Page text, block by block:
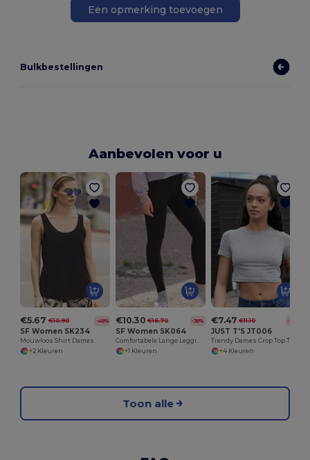
Een opmerking toevoegen
Bulkbestellingen
Aanbevolen voor u
€5.67 €10.90 -48%
SF Women SK234
Mouwloos Shirt Dames
+2 Kleuren
€10.30 €16.70 -38%
SF Women SK064
Comfortabele Lange Leggings voor Dames van SF Women
+1 Kleuren
€7.47 €11.10 -33%
JUST T'S JT006
+4 Kleuren
Toon alle